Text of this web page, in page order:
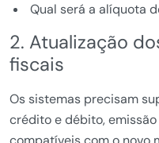
Qual será a alíquota
2. Atualização
fiscais
Os sistemas precisam
crédito e débito,